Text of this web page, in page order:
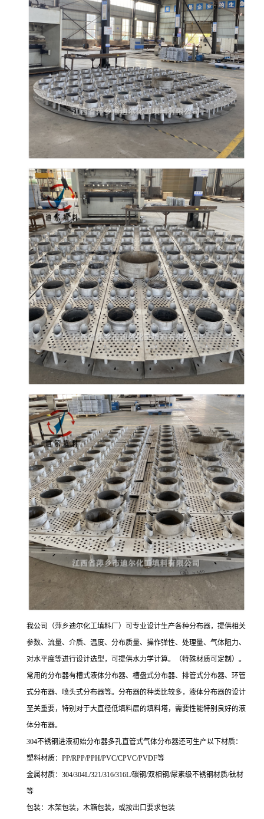
我公司（萍乡迪尔化工填料厂）可专业设计生产各种分布器，提供相关
参数、流量、介质、温度、分布质量、操作弹性、处理量、气体阻力、
对水平度等进行设计选型，可提供水力学计算。（特殊材质可定制）。
常用的分布器有槽式液体分布器、槽盘式分布器、排管式分布器、环管
式分布器、喷头式分布器等。分布器的种类比较多，液体分布器的设计
至关重要，特别对于大直径低填料层的填料塔，需要性能特别良好的液
体分布器。
304不锈钢进液初始分布器多孔直管式气体分布器还可生产以下材质：
塑料材质：PP/RPP/PPH/PVC/CPVC/PVDF等
金属材质：304/304L/321/316/316L/碳钢/双相钢/尿素级不锈钢材质/钛材
等
包装：木架包装，木箱包装，或按出口要求包装